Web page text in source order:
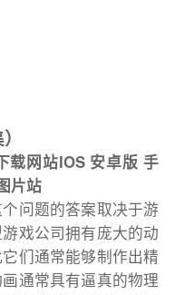
载网站IOS 安卓版 手
片站
问题的答案取决于游
戏公司拥有庞大的动
们通常能够制作出精
通常具有逼真的物理